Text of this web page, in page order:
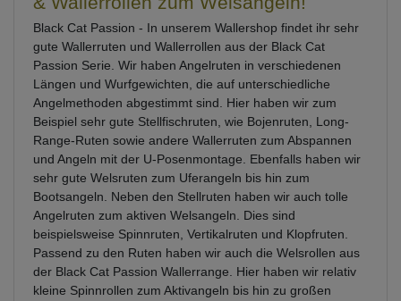
Black Cat Passion - In unserem Wallershop findet ihr sehr
gute Wallerruten und Wallerrollen aus der Black Cat
Passion Serie. Wir haben Angelruten in verschiedenen
Längen und Wurfgewichten, die auf unterschiedliche
Angelmethoden abgestimmt sind. Hier haben wir zum
Beispiel sehr gute Stellfischruten, wie Bojenruten, Long-
Range-Ruten sowie andere Wallerruten zum Abspannen
und Angeln mit der U-Posenmontage. Ebenfalls haben wir
sehr gute Welsruten zum Uferangeln bis hin zum
Bootsangeln. Neben den Stellruten haben wir auch tolle
Angelruten zum aktiven Welsangeln. Dies sind
beispielsweise Spinnruten, Vertikalruten und Klopfruten.
Passend zu den Ruten haben wir auch die Welsrollen aus
der Black Cat Passion Wallerrange. Hier haben wir relativ
kleine Spinnrollen zum Aktivangeln bis hin zu großen